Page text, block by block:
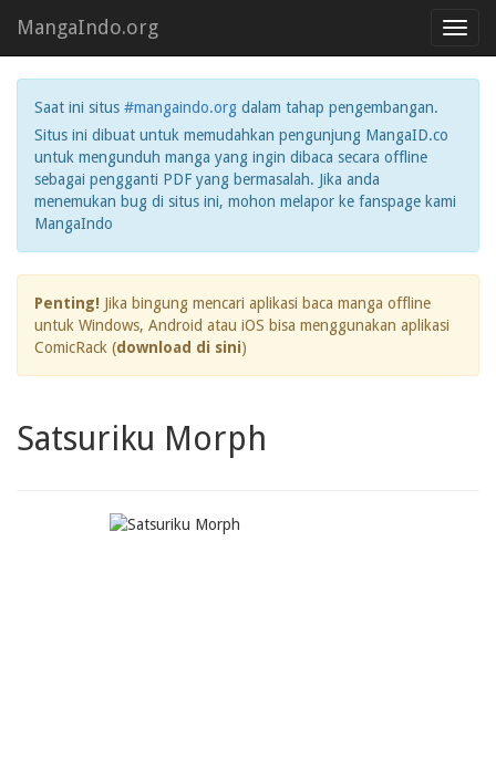
MangaIndo.org
Saat ini situs #mangaindo.org dalam tahap pengembangan.
Situs ini dibuat untuk memudahkan pengunjung MangaID.co
untuk mengunduh manga yang ingin dibaca secara offline
sebagai pengganti PDF yang bermasalah. Jika anda
menemukan bug di situs ini, mohon melapor ke fanspage kami
MangaIndo
Penting! Jika bingung mencari aplikasi baca manga offline
untuk Windows, Android atau iOS bisa menggunakan aplikasi
ComicRack (download di sini)
Satsuriku Morph